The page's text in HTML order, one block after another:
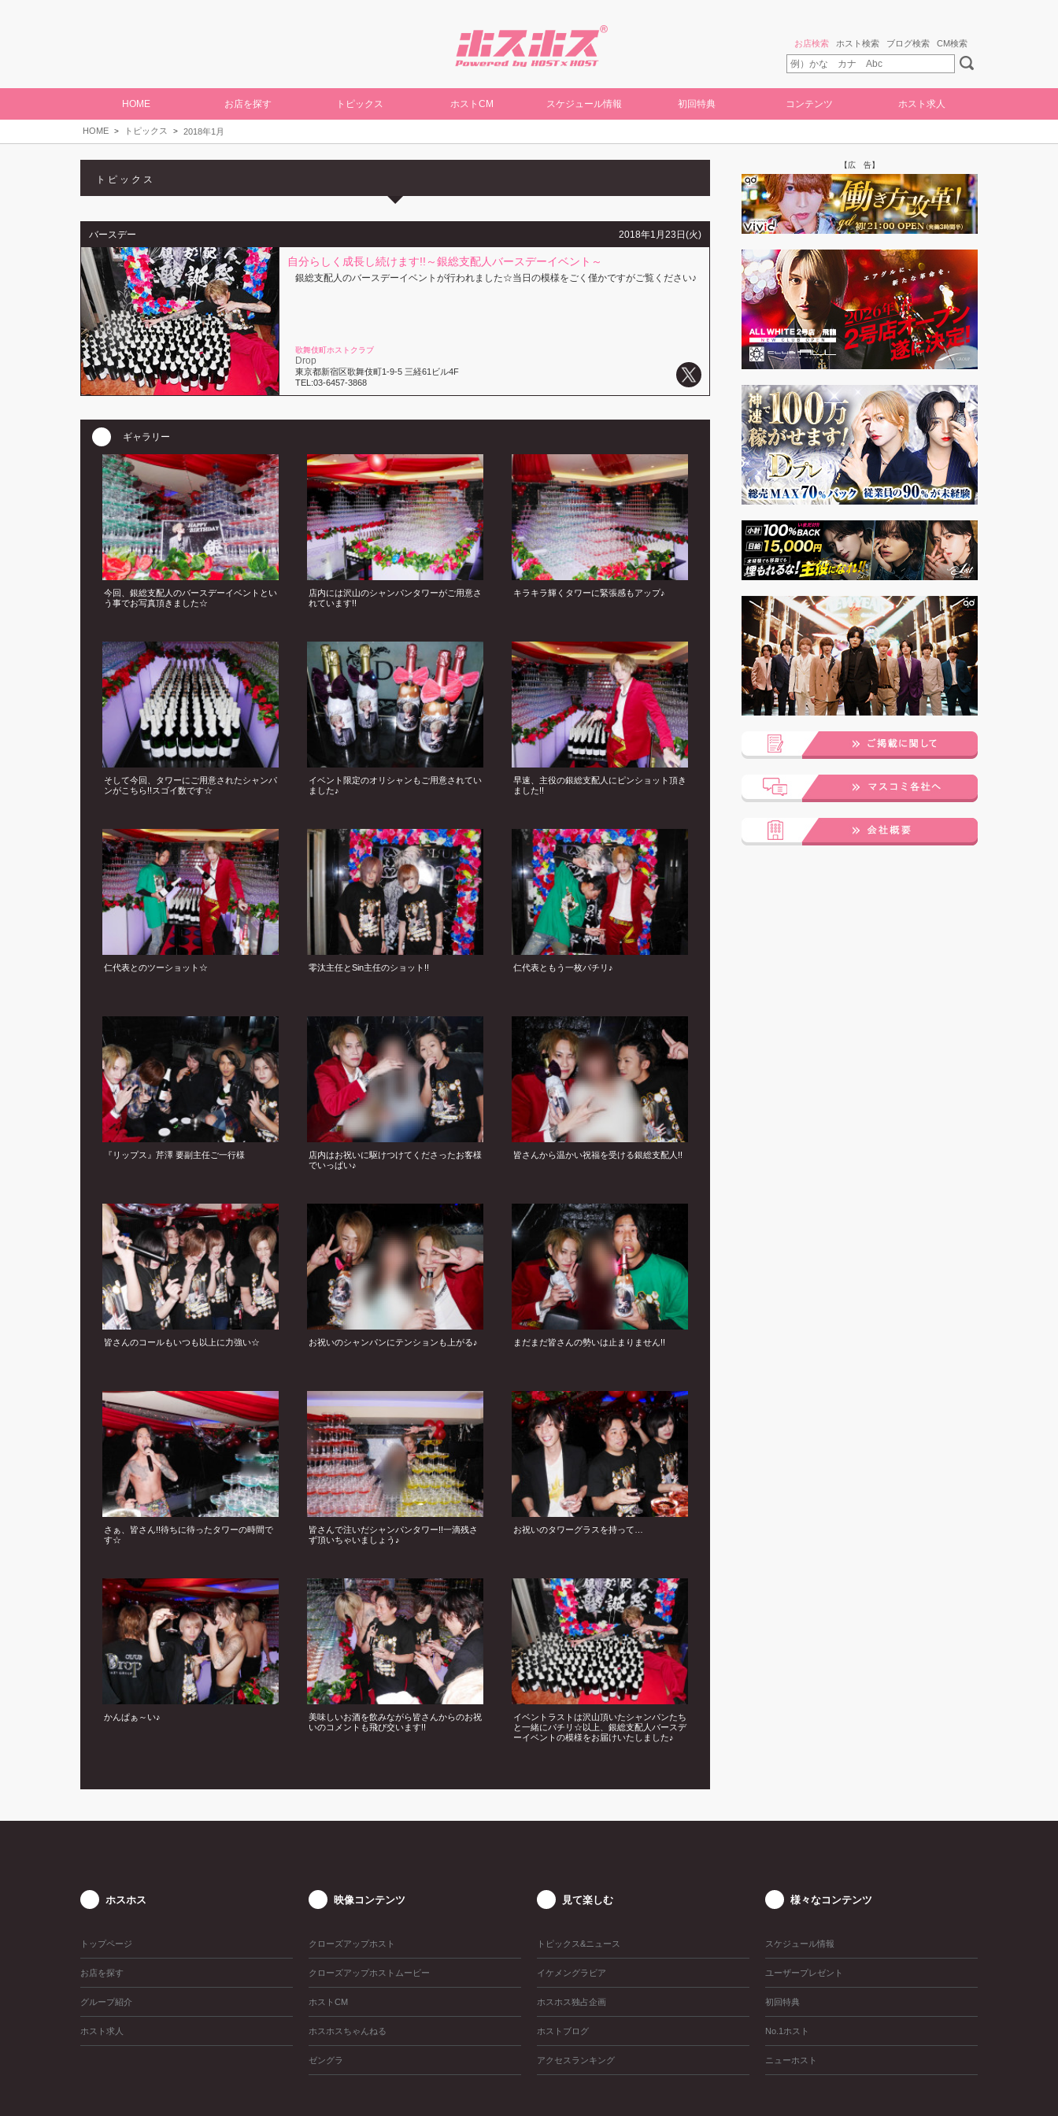
お店検索 ホスト検索 ブログ検索 CM検索
HOME お店を探す トピックス ホストCM スケジュール情報 初回特典 コンテンツ ホスト求人
HOME トピックス 2018年1月
トピックス
バースデー 2018年1月23日(火)
自分らしく成長し続けます!!～銀総支配人バースデーイベント～
銀総支配人のバースデーイベントが行われました☆当日の模様をごく僅かですがご覧ください♪
歌舞伎町ホストクラブ
Drop
東京都新宿区歌舞伎町1-9-5 三経61ビル4F
TEL:03-6457-3868
ギャラリー
今回、銀総支配人のバースデーイベントとい
う事でお写真頂きました☆
店内には沢山のシャンパンタワーがご用意さ
れています!!
キラキラ輝くタワーに緊張感もアップ♪
そして今回、タワーにご用意されたシャンパ
ンがこちら!!スゴイ数です☆
イベント限定のオリシャンもご用意されてい
ました♪
早速、主役の銀総支配人にピンショット頂き
ました!!
仁代表とのツーショット☆ 零汰主任とSin主任のショット!! 仁代表ともう一枚パチリ♪
『リップス』芹澤 要副主任ご一行様
店内はお祝いに駆けつけてくださったお客様
でいっぱい♪
皆さんから温かい祝福を受ける銀総支配人!!
皆さんのコールもいつも以上に力強い☆ お祝いのシャンパンにテンションも上がる♪ まだまだ皆さんの勢いは止まりません!!
さぁ、皆さん!!待ちに待ったタワーの時間で
す☆
皆さんで注いだシャンパンタワー!!一滴残さ
ず頂いちゃいましょう♪
お祝いのタワーグラスを持って…
かんぱぁ～い♪
美味しいお酒を飲みながら皆さんからのお祝
いのコメントも飛び交います!!
イベントラストは沢山頂いたシャンパンたち
と一緒にパチリ☆以上、銀総支配人バースデ
ーイベントの模様をお届けいたしました♪
【広 告】
ホスホス
トップページ
お店を探す
グループ紹介
ホスト求人
映像コンテンツ
クローズアップホスト
クローズアップホストムービー
ホストCM
ホスホスちゃんねる
ゼングラ
見て楽しむ
トピックス&ニュース
イケメングラビア
ホスホス独占企画
ホストブログ
アクセスランキング
様々なコンテンツ
スケジュール情報
ユーザープレゼント
初回特典
No.1ホスト
ニューホスト